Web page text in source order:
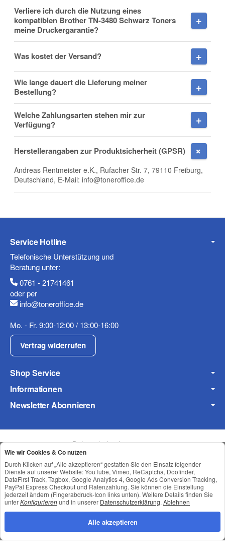
Frage zum Artikel
Ihre Frage
(* = Pflichtfelder)
Verliere ich durch die Nutzung eines
kompatiblen Brother TN-3480 Schwarz Toners
meine Druckergarantie?
Was kostet der Versand?
Wie lange dauert die Lieferung meiner
Bestellung?
Welche Zahlungsarten stehen mir zur
Verfügung?
Herstellerangaben zur Produktsicherheit (GPSR)
Andreas Rentmeister e.K., Rufacher Str. 7, 79110 Freiburg,
Deutschland, E-Mail: info@toneroffice.de
Service Hotline
Telefonische Unterstützung und
Beratung unter:
0761 - 21741461
oder per
info@toneroffice.de
Mo. - Fr. 9:00-12:00 / 13:00-16:00
Vertrag widerrufen
Shop Service
Informationen
Newsletter Abonnieren
Datenschutz•Impressum
Wie wir Cookies & Co nutzen
Durch Klicken auf „Alle akzeptieren“ gestatten Sie den Einsatz folgender
Dienste auf unserer Website: YouTube, Vimeo, ReCaptcha, Doofinder,
DataFirst Track, Tagbox, Google Analytics 4, Google Ads Conversion Tracking,
PayPal Express Checkout und Ratenzahlung. Sie können die Einstellung
jederzeit ändern (Fingerabdruck-Icon links unten). Weitere Details finden Sie
unterKonfigurierenund in unserer Datenschutzerklärung. Ablehnen
Alle akzeptieren